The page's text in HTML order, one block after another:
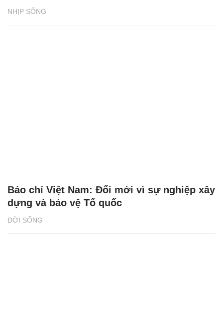
NHỊP SỐNG
ĐỜI SỐNG
Báo chí Việt Nam: Đổi mới vì sự nghiệp xây
dựng và bảo vệ Tổ quốc